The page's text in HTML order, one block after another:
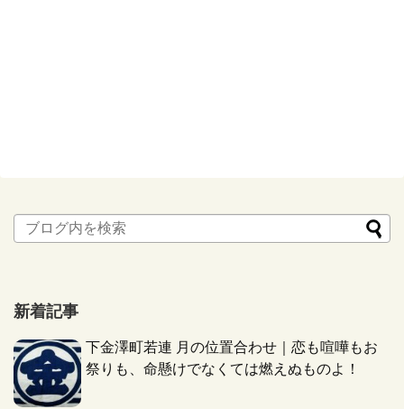
新着記事
下金澤町若連 月の位置合わせ｜恋も喧嘩もお
祭りも、命懸けでなくては燃えぬものよ！